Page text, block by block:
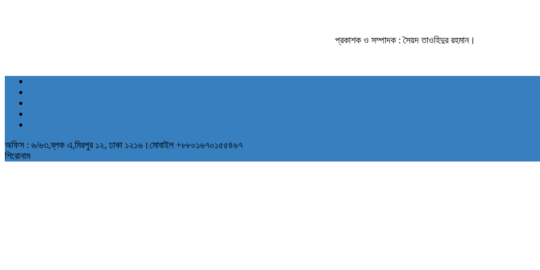
প্রকাশক ও সম্পাদক : সৈয়দ তাওহিদুর রহমান।
অফিস : ৬/৬৩,ব্লক এ,মিরপুর ১২, ঢাকা ১২১৬।মোবাইল +৮৮০১৬৭০১৫৫৪৬৭
শিরোনাম